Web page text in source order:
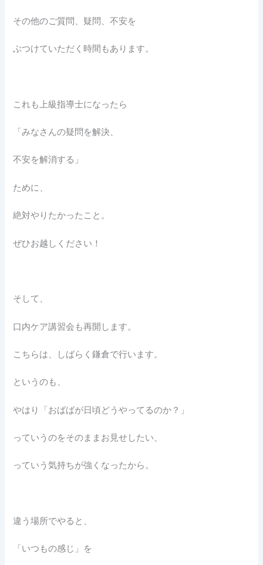
その他のご質問、疑問、不安を
ぶつけていただく時間もあります。
これも上級指導士になったら
「みなさんの疑問を解決、
不安を解消する」
ために、
絶対やりたかったこと。
ぜひお越しください！
そして、
口内ケア講習会も再開します。
こちらは、しばらく鎌倉で行います。
というのも、
やはり「おばばが日頃どうやってるのか？」
っていうのをそのままお見せしたい、
っていう気持ちが強くなったから。
違う場所でやると、
「いつもの感じ」を